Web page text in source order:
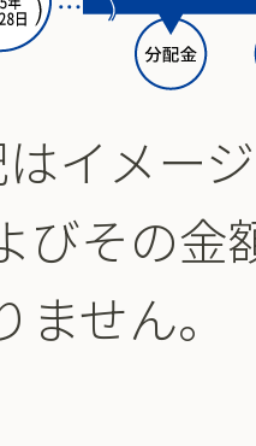
イメー
びその金
ません。